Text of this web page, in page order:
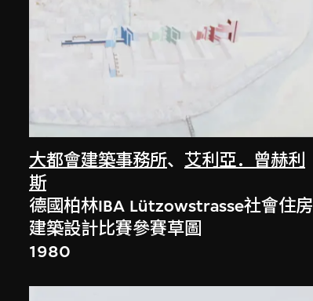
大都會建築事務所、艾利亞．曾赫利
斯
德國柏林IBA Lützowstrasse社會住房
建築設計比賽參賽草圖
1980